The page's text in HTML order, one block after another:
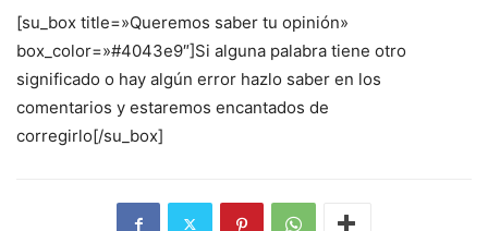
[su_box title=»Queremos saber tu opinión»
box_color=»#4043e9″]Si alguna palabra tiene otro
significado o hay algún error hazlo saber en los
comentarios y estaremos encantados de
corregirlo[/su_box]